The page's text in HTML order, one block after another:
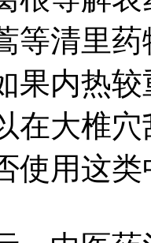
等清里
果内热
在大椎
使用这